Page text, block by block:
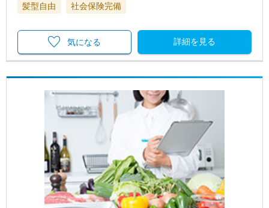
髪型自由 社会保険完備
詳細を見る
気になる